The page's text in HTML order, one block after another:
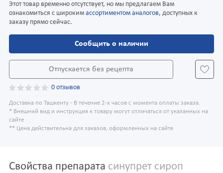
Этот товар временно отсутствует, но мы предлагаем Вам
ознакомиться с широким ассортиментом аналогов, доступных к
заказу прямо сейчас.
Сообщить о наличии
Отпускается без рецепта
0 отзывов
Доставка по Ташкенту - В течение 2-х часов с момента оплаты заказа.
* Внешний вид и инструкция к товару могут отличаться от указанных на
сайте
** Цена действительна для заказов, оформленных на сайте
Свойства препарата синупрет сироп